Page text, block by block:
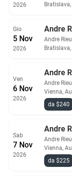
2026
Gio
5 Nov
2026
Andre
Andre Rieu
Ven
6 Nov
2026
Andre
Andre Rieu
Vienna,
da $240
Sab
7 Nov
2026
Andre
Andre Rieu
Vienna,
da $225